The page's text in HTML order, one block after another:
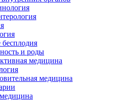
и роды
медицина
медицина